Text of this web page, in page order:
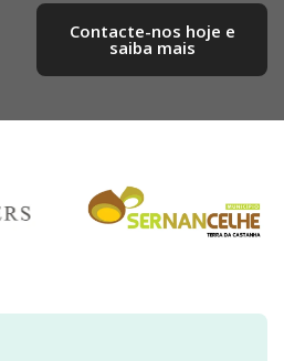
Contacte-nos hoje e
saiba mais​